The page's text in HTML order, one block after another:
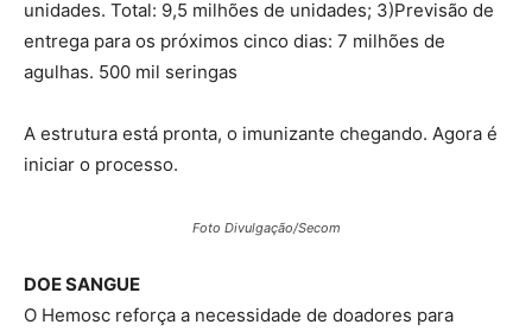
unidades. Total: 9,5 milhões de unidades; 3)Previsão de
entrega para os próximos cinco dias: 7 milhões de
agulhas. 500 mil seringas
A estrutura está pronta, o imunizante chegando. Agora é
iniciar o processo.
Foto Divulgação/Secom
DOE SANGUE
O Hemosc reforça a necessidade de doadores para